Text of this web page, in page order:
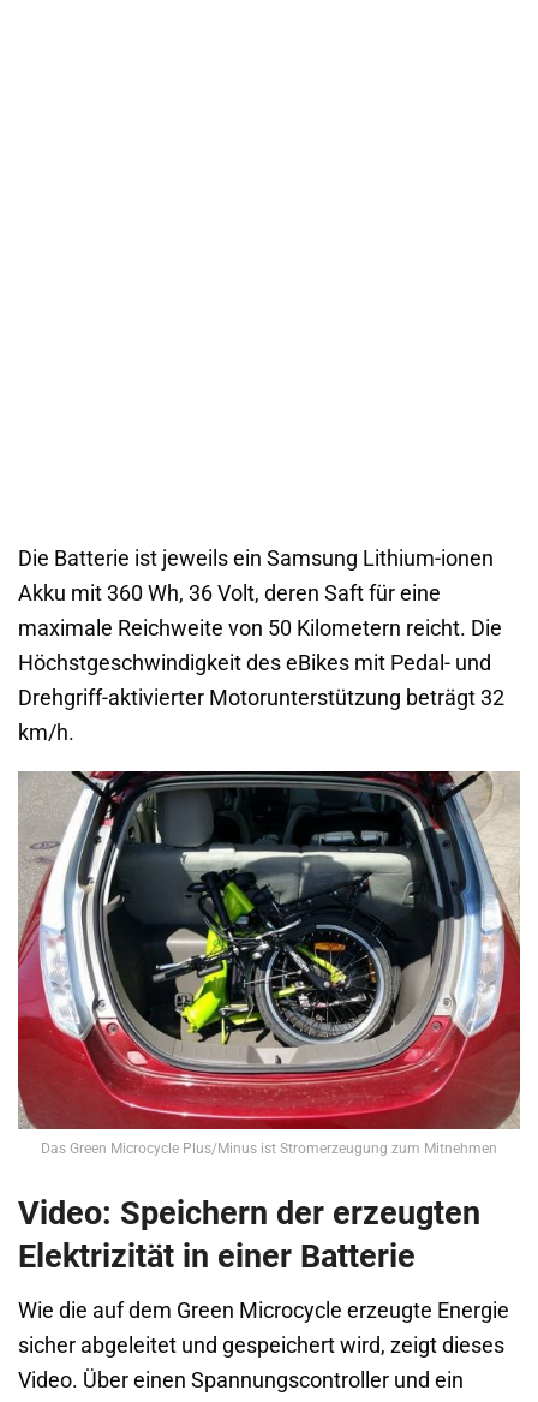
Die Batterie ist jeweils ein Samsung Lithium-ionen
Akku mit 360 Wh, 36 Volt, deren Saft für eine
maximale Reichweite von 50 Kilometern reicht. Die
Höchstgeschwindigkeit des eBikes mit Pedal- und
Drehgriff-aktivierter Motorunterstützung beträgt 32
km/h.
Das Green Microcycle Plus/Minus ist Stromerzeugung zum Mitnehmen
Video: Speichern der erzeugten
Elektrizität in einer Batterie
Wie die auf dem Green Microcycle erzeugte Energie
sicher abgeleitet und gespeichert wird, zeigt dieses
Video. Über einen Spannungscontroller und ein